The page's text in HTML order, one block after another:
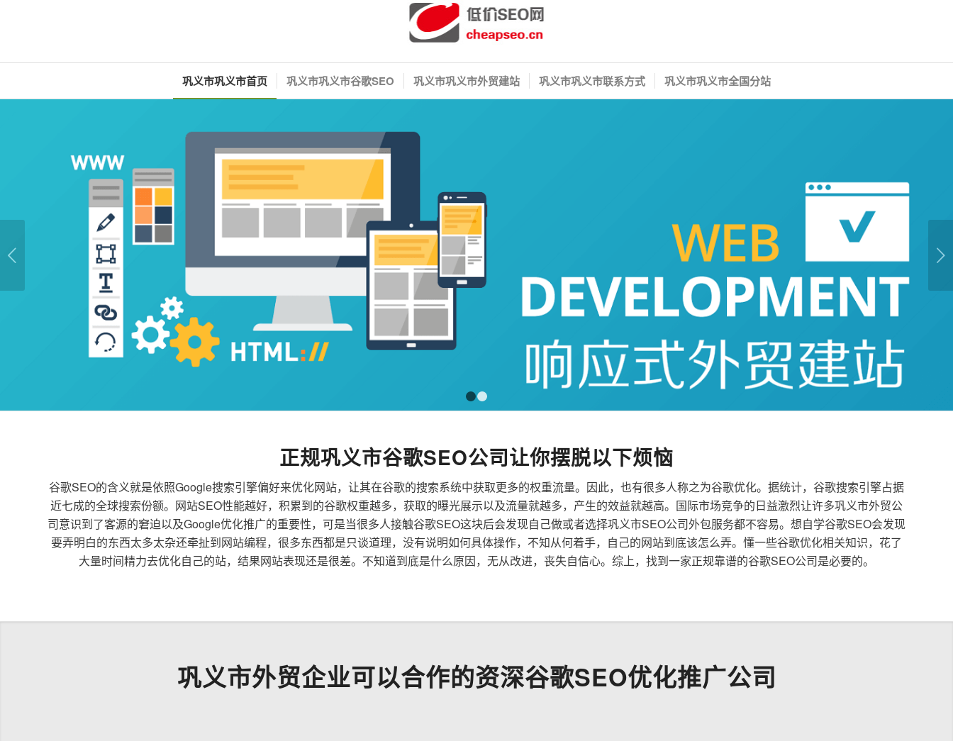
巩义市巩义市首页 巩义市巩义市谷歌SEO 巩义市巩义市外贸建站 巩义市巩义市联系方式 巩义市巩义市全国分站
下一页
正规巩义市谷歌SEO公司让你摆脱以下烦恼
谷歌SEO的含义就是依照Google搜索引擎偏好来优化网站，让其在谷歌的搜索系统中获取更多的权重流量。因此，也有很多人称之为谷歌优化。据统计，谷歌搜索引擎占据
近七成的全球搜索份额。网站SEO性能越好，积累到的谷歌权重越多，获取的曝光展示以及流量就越多，产生的效益就越高。国际市场竞争的日益激烈让许多巩义市外贸公
司意识到了客源的窘迫以及Google优化推广的重要性，可是当很多人接触谷歌SEO这块后会发现自己做或者选择巩义市SEO公司外包服务都不容易。想自学谷歌SEO会发现
要弄明白的东西太多太杂还牵扯到网站编程，很多东西都是只谈道理，没有说明如何具体操作，不知从何着手，自己的网站到底该怎么弄。懂一些谷歌优化相关知识，花了
大量时间精力去优化自己的站，结果网站表现还是很差。不知道到底是什么原因，无从改进，丧失自信心。综上，找到一家正规靠谱的谷歌SEO公司是必要的。
巩义市外贸企业可以合作的资深谷歌SEO优化推广公司